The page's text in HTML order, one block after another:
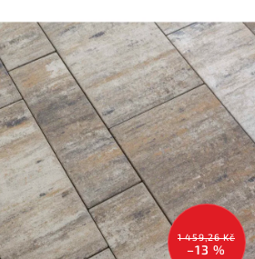
1 459,26 Kč
–13 %